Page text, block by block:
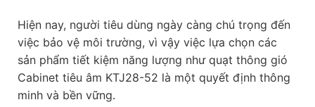
Hiện nay, người tiêu dùng ngày càng chú trọng đến
việc bảo vệ môi trường, vì vậy việc lựa chọn các
sản phẩm tiết kiệm năng lượng như quạt thông gió
Cabinet tiêu âm KTJ28-52 là một quyết định thông
minh và bền vững.